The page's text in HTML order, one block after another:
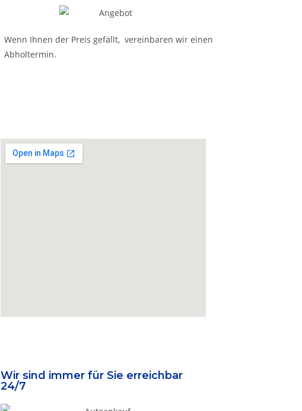
Wenn Ihnen der Preis gefällt, vereinbaren wir einen
Abholtermin.
Wir sind immer für Sie erreichbar
24/7